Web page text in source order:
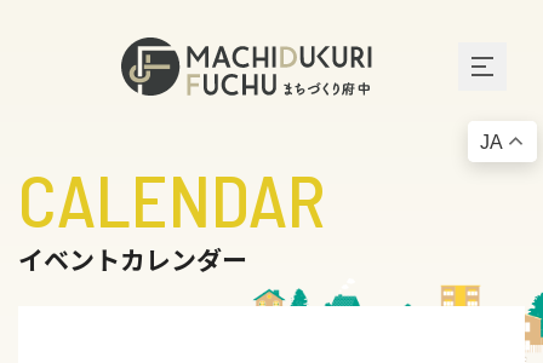
CALENDAR
イベントカレンダー
JA